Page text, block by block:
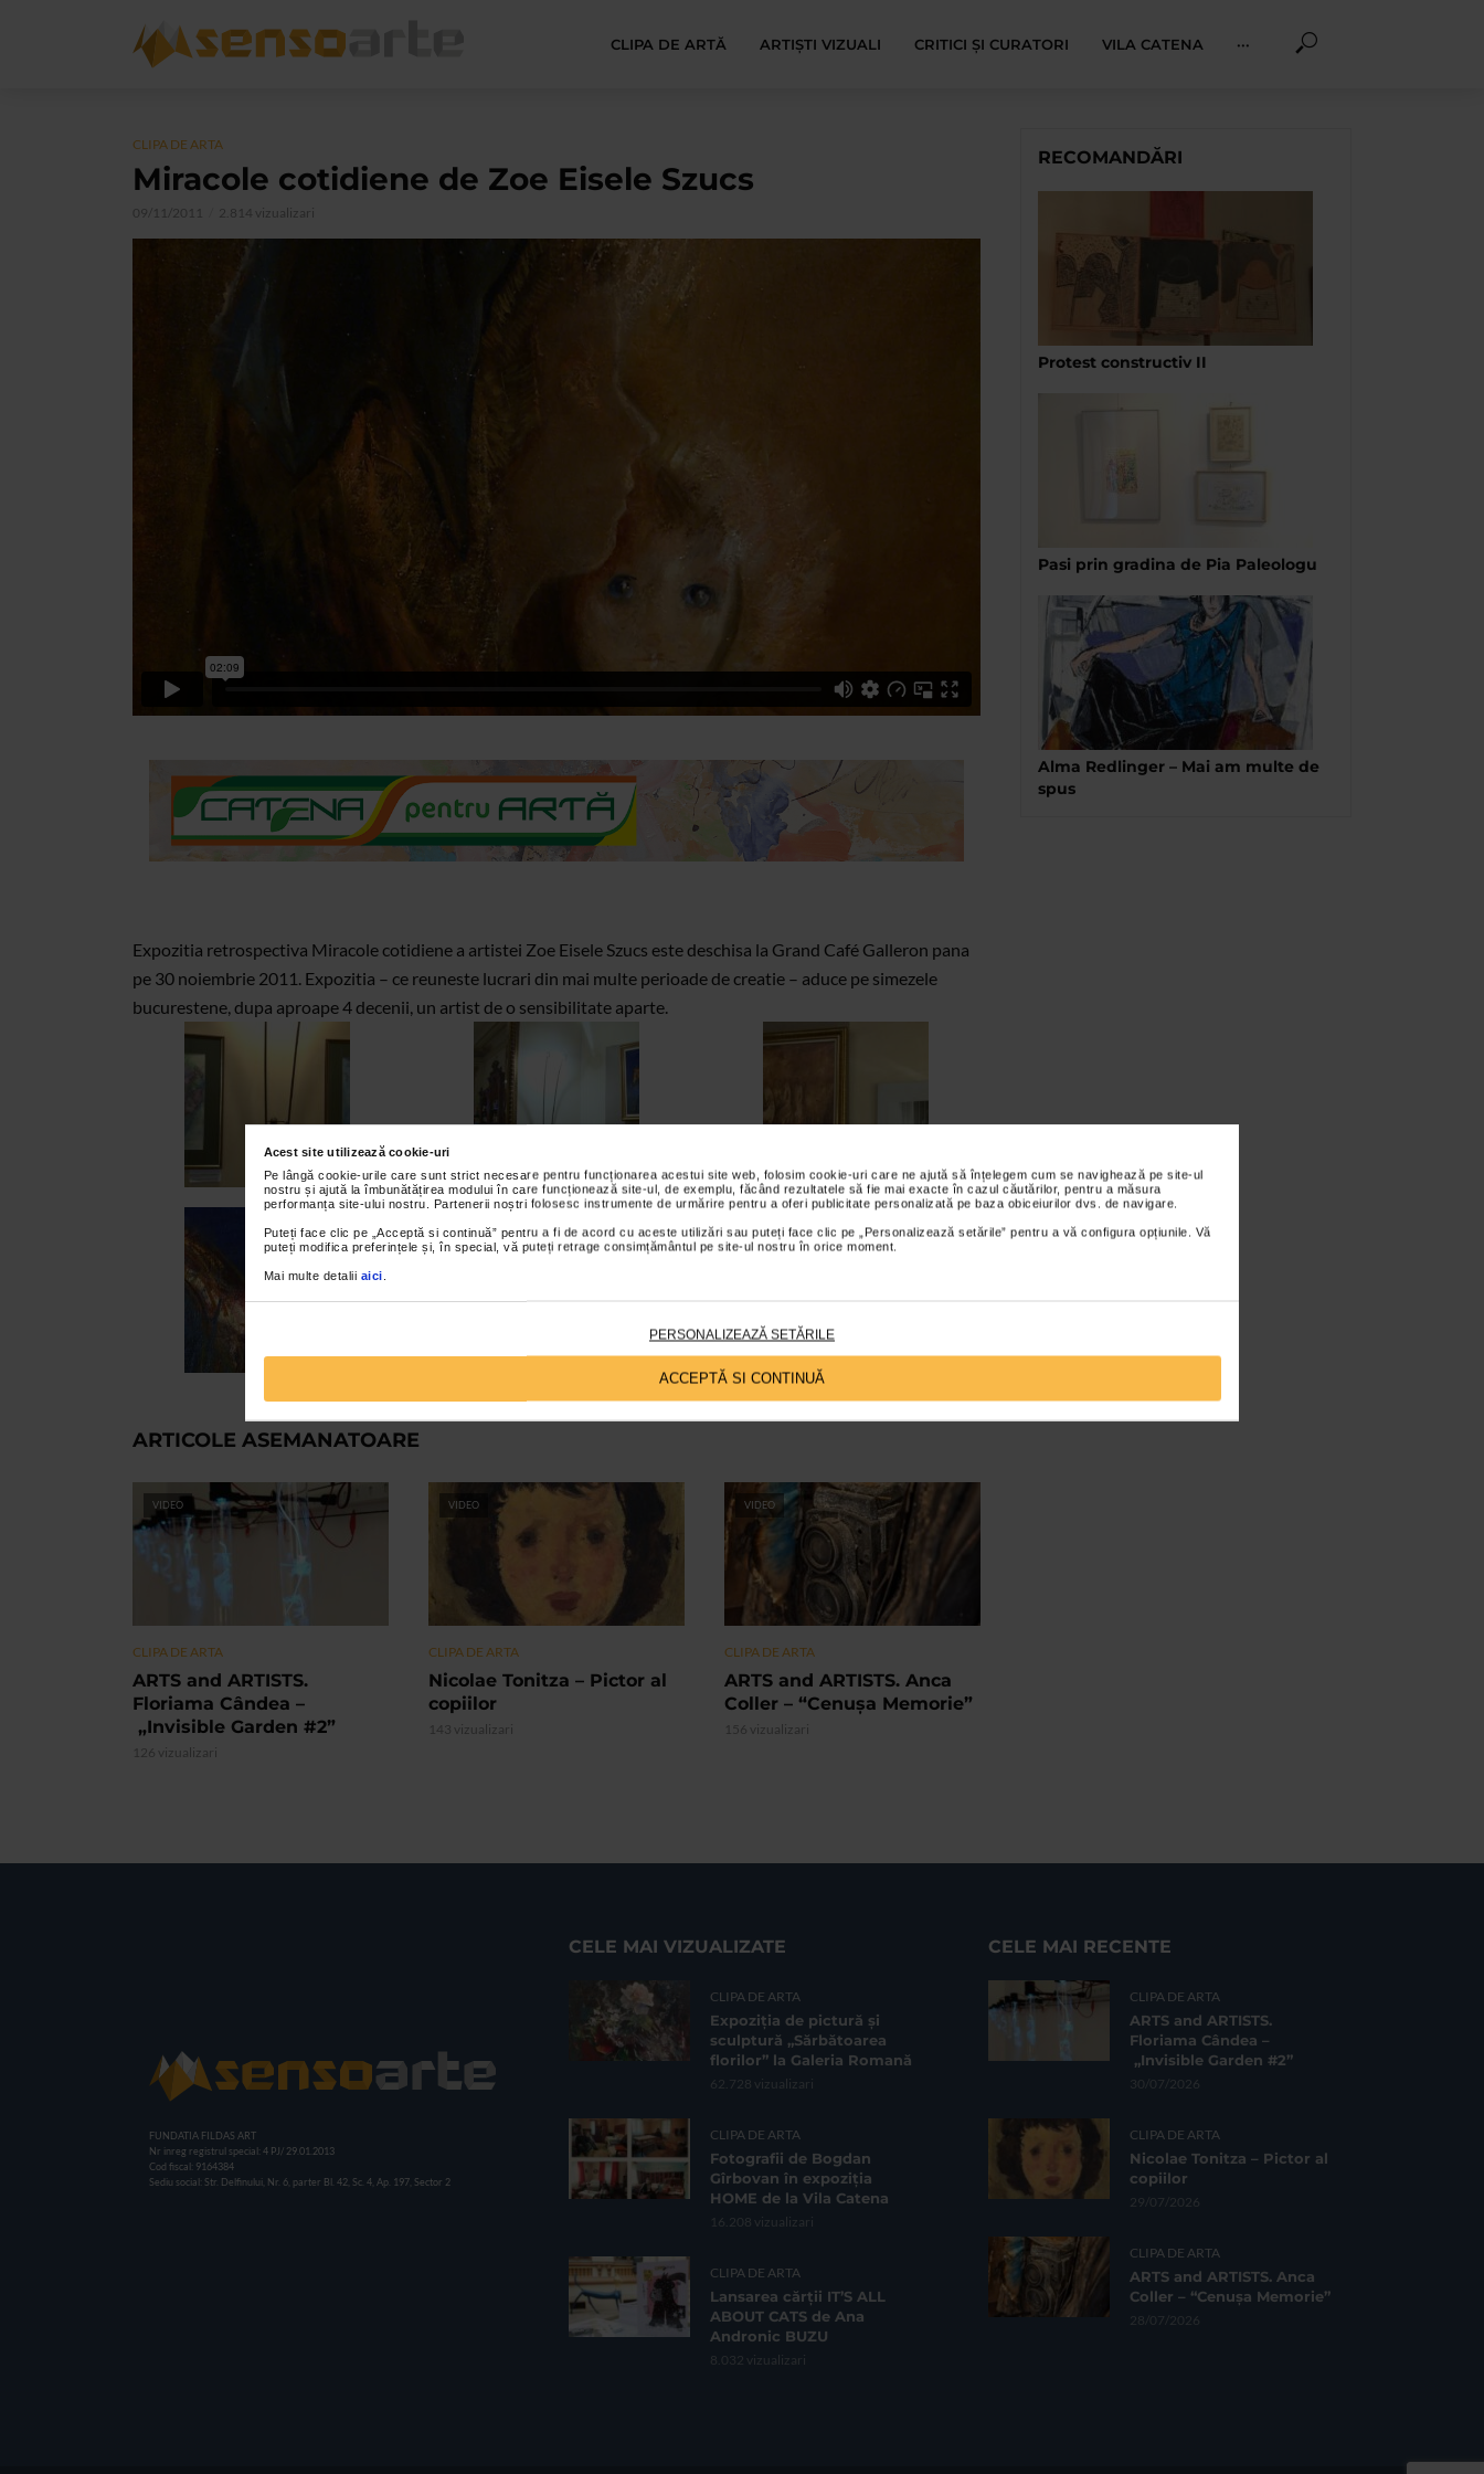
Acest site utilizează cookie-uri
Pe lângă cookie-urile care sunt strict necesare pentru funcționarea acestui site web, folosim cookie-uri care ne ajută să înțelegem cum se navighează pe site-ul
nostru și ajută la îmbunătățirea modului în care funcționează site-ul, de exemplu, făcând rezultatele să fie mai exacte în cazul căutărilor, pentru a măsura
performanța site-ului nostru. Partenerii noștri folosesc instrumente de urmărire pentru a oferi publicitate personalizată pe baza obiceiurilor dvs. de navigare.
Puteți face clic pe „Acceptă si continuă” pentru a fi de acord cu aceste utilizări sau puteți face clic pe „Personalizează setările” pentru a vă configura opțiunile. Vă
puteți modifica preferințele și, în special, vă puteți retrage consimțământul pe site-ul nostru în orice moment.
Mai multe detalii aici
PERSONALIZEAZĂ SETĂRILE
ACCEPTĂ SI CONTINUĂ
CLIPA DE ARTĂ ARTIȘTI VIZUALI CRITICI ȘI CURATORI VILA CATENA ···
CLIPA DE ARTA
Miracole cotidiene de Zoe Eisele Szucs
09/11/2011 2.814 vizualizari
Expozitia retrospectiva Miracole cotidiene a artistei Zoe Eisele Szucs este deschisa la Grand Café Galleron pana
pe 30 noiembrie 2011. Expozitia – ce reuneste lucrari din mai multe perioade de creatie – aduce pe simezele
bucurestene, dupa aproape 4 decenii, un artist de o sensibilitate aparte.
ARTICOLE ASEMANATOARE
VIDEO
CLIPA DE ARTA
ARTS and ARTISTS.
Floriama Cândea –
„Invisible Garden #2”
126 vizualizari
VIDEO
CLIPA DE ARTA
Nicolae Tonitza – Pictor al
copiilor
143 vizualizari
VIDEO
CLIPA DE ARTA
ARTS and ARTISTS. Anca
Coller – “Cenușa Memorie”
156 vizualizari
RECOMANDĂRI
Protest constructiv II
Pasi prin gradina de Pia Paleologu
Alma Redlinger – Mai am multe de
spus
FUNDATIA FILDAS ART
Nr inreg registrul special: 4 PJ/ 29.01.2013
Cod fiscal: 9164384
Sediu social: Str. Delfinului, Nr. 6, parter Bl. 42, Sc. 4, Ap. 197, Sector 2
CELE MAI VIZUALIZATE
CLIPA DE ARTA
Expoziția de pictură și
sculptură „Sărbătoarea
florilor” la Galeria Romană
62.728 vizualizari
CLIPA DE ARTA
Fotografii de Bogdan
Gîrbovan în expoziția
HOME de la Vila Catena
16.208 vizualizari
CLIPA DE ARTA
Lansarea cărții IT’S ALL
ABOUT CATS de Ana
Andronic BUZU
8.032 vizualizari
CELE MAI RECENTE
CLIPA DE ARTA
ARTS and ARTISTS.
Floriama Cândea –
„Invisible Garden #2”
30/07/2026
CLIPA DE ARTA
Nicolae Tonitza – Pictor al
copiilor
29/07/2026
CLIPA DE ARTA
ARTS and ARTISTS. Anca
Coller – “Cenușa Memorie”
28/07/2026